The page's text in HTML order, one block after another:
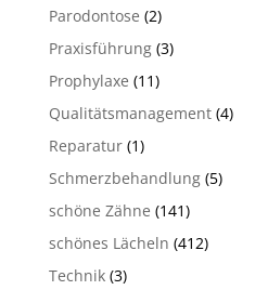
Parodontose (2)
Praxisführung(3)
Prophylaxe (11)
Qualitätsmanagement(4)
Reparatur(1)
Schmerzbehandlung(5)
schöne Zähne (141)
schönes Lächeln (412)
Technik(3)